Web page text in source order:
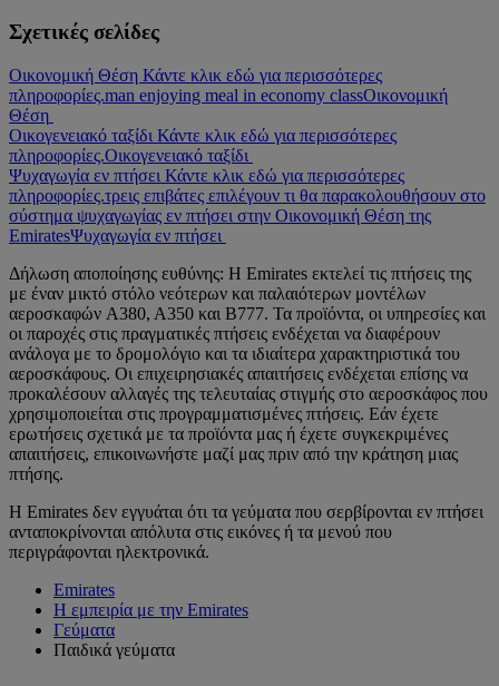
Σχετικές σελίδες
Οικονομική Θέση Κάντε κλικ εδώ για περισσότερες
πληροφορίες.man enjoying meal in economy classΟικονομική
Θέση
Οικογενειακό ταξίδι Κάντε κλικ εδώ για περισσότερες
πληροφορίες.Οικογενειακό ταξίδι
Ψυχαγωγία εν πτήσει Κάντε κλικ εδώ για περισσότερες
πληροφορίες.τρεις επιβάτες επιλέγουν τι θα παρακολουθήσουν στο
σύστημα ψυχαγωγίας εν πτήσει στην Οικονομική Θέση της
EmiratesΨυχαγωγία εν πτήσει
Δήλωση αποποίησης ευθύνης: Η Emirates εκτελεί τις πτήσεις της
με έναν μικτό στόλο νεότερων και παλαιότερων μοντέλων
αεροσκαφών A380, A350 και B777. Τα προϊόντα, οι υπηρεσίες και
οι παροχές στις πραγματικές πτήσεις ενδέχεται να διαφέρουν
ανάλογα με το δρομολόγιο και τα ιδιαίτερα χαρακτηριστικά του
αεροσκάφους. Οι επιχειρησιακές απαιτήσεις ενδέχεται επίσης να
προκαλέσουν αλλαγές της τελευταίας στιγμής στο αεροσκάφος που
χρησιμοποιείται στις προγραμματισμένες πτήσεις. Εάν έχετε
ερωτήσεις σχετικά με τα προϊόντα μας ή έχετε συγκεκριμένες
απαιτήσεις, επικοινωνήστε μαζί μας πριν από την κράτηση μιας
πτήσης.
Η Emirates δεν εγγυάται ότι τα γεύματα που σερβίρονται εν πτήσει
ανταποκρίνονται απόλυτα στις εικόνες ή τα μενού που
περιγράφονται ηλεκτρονικά.
Emirates
Η εμπειρία με την Emirates
Γεύματα
Παιδικά γεύματα